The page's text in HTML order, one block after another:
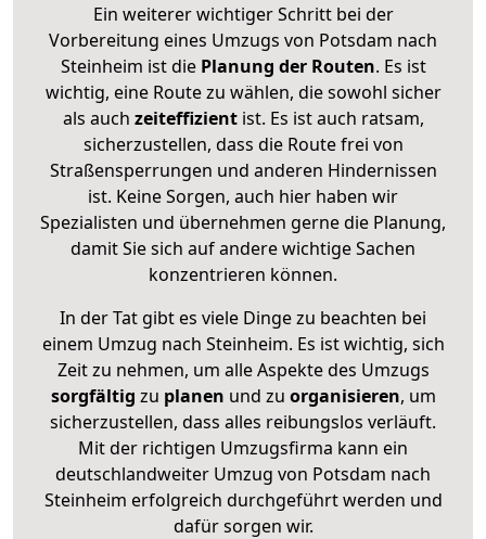
Ein weiterer wichtiger Schritt bei der
Vorbereitung eines Umzugs von Potsdam nach
Steinheim ist diePlanung der Routen. Es ist
wichtig, eine Route zu wählen, die sowohl sicher
als auch zeiteffizientist. Es ist auch ratsam,
sicherzustellen, dass die Route frei von
Straßensperrungen und anderen Hindernissen
ist. Keine Sorgen, auch hier haben wir
Spezialisten und übernehmen gerne die Planung,
damit Sie sich auf andere wichtige Sachen
konzentrieren können.
In der Tat gibt es viele Dinge zu beachten bei
einem Umzug nach Steinheim. Es ist wichtig, sich
Zeit zu nehmen, um alle Aspekte des Umzugs
sorgfältig zu planen und zu organisieren, um
sicherzustellen, dass alles reibungslos verläuft.
Mit der richtigen Umzugsfirma kann ein
deutschlandweiter Umzug von Potsdam nach
Steinheim erfolgreich durchgeführt werden und
dafür sorgen wir.